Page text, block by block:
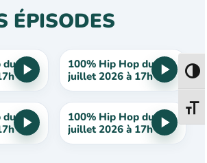
ÉPISODES
30
100% Hip Hop du 23
juillet 2026 à 17h
16
100% Hip Hop du 2
juillet 2026 à 17h